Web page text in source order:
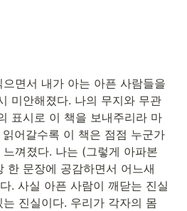
면서 내가 아는 아픈 사람들을
미안해졌다. 나의 무지와 무관
표시로 이 책을 보내주리라 마
어갈수록 이 책은 점점 누군가
껴졌다. 나는 (그렇게 아파본
한 문장에 공감하면서 어느새
. 사실 아픈 사람이 깨닫는 진실
진실이다. 우리가 각자의 몸